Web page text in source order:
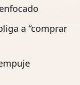
a “comprar